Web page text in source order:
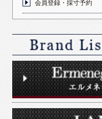
会員登録・採寸予約